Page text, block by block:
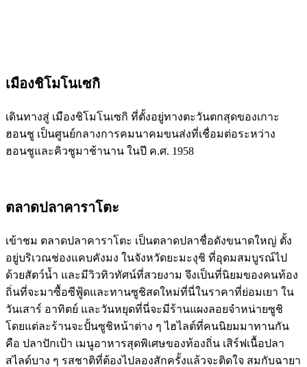
เมืองชิโมโนเซกิ
เดินทางสู่ เมืองชิโมโนเซกิ ที่ตั้งอยู่ทางตะวันตกสุดของเกาะ
ฮอนชู เป็นศูนย์กลางการคมนาคมขนส่งที่เชื่อมต่อระหว่าง
ฮอนชูและคิวชูมาช้านาน ในปี ค.ศ. 1958
ตลาดปลาคาราโตะ
เข้าชม ตลาดปลาคาราโตะ เป็นตลาดปลาชื่อดังขนาดใหญ่ ตั้ง
อยู่บริเวณช่องแคบคังมง ในจังหวัดยะมะงุชิ ที่อุดมสมบูรณ์ไป
ด้วยสัตว์น้ำ และมีวิวทิวทัศน์ที่สวยงาม จึงเป็นที่นิยมของคนท้อง
ถิ่นที่จะมาซื้อซีฟู้ดและทานซูชิสดใหม่ที่นี่ในราคาที่ย่อมเยา ใน
วันเสาร์ อาทิตย์ และวันหยุดที่นี่จะมีร้านแผงลอยจำหน่ายซูชิ
โดยแต่ละร้านจะปั้นซูชิหน้าต่าง ๆ ไฮไลต์ที่คนนิยมมาทานกัน
คือ ปลาปักเป้า เมนูอาหารสุดพิเศษของท้องถิ่น เสิร์ฟเนื้อปลา
สไลด์บาง ๆ รสชาติที่ต้องไปลองสักครั้งแล้วจะติดใจ สมกับฉายา